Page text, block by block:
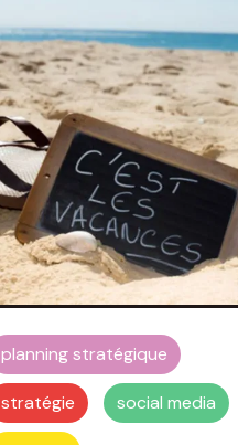
planning stratégique
stratégie social media